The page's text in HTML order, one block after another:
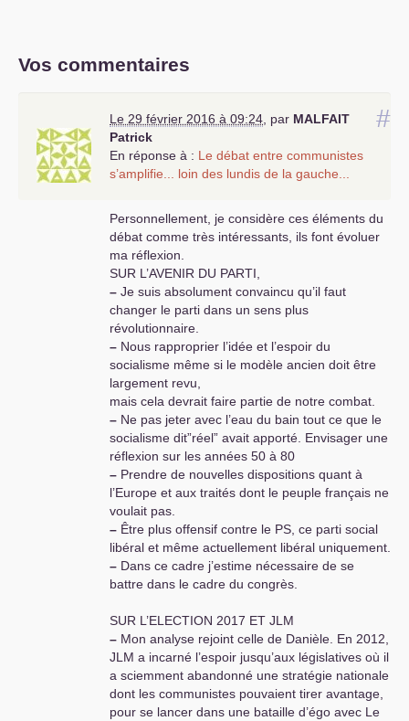
Vos commentaires
#
Le 29 février 2016 à 09:24 par MALFAIT
Patrick
En réponse à : Le débat entre communistes
s’amplifie... loin des lundis de la gauche...
Personnellement, je considère ces éléments du
débat comme très intéressants, ils font évoluer
ma réflexion.
SUR L’AVENIR DU PARTI
– Je suis absolument convaincu qu’il faut
changer le parti dans un sens plus
révolutionnaire.
– Nous rapproprier l’idée et l’espoir du
socialisme même si le modèle ancien doit être
largement revu,
mais cela devrait faire partie de notre combat.
– Ne pas jeter avec l’eau du bain tout ce que le
socialisme dit”réel” avait apporté. Envisager une
réflexion sur les années 50 à 80
– Prendre de nouvelles dispositions quant à
l’Europe et aux traités dont le peuple français ne
voulait pas.
– Être plus offensif contre le PS , ce parti social
libéral et même actuellement libéral uniquement.
– Dans ce cadre j’estime nécessaire de se
battre dans le cadre du congrès.
SUR L’ELECTION 2017 ET JLM
– Mon analyse rejoint celle de Danièle. En 2012,
JLM a incarné l’espoir jusqu’aux législatives où il
a sciemment abandonné une stratégie nationale
dont les communistes pouvaient tirer avantage,
pour se lancer dans une bataille d’égo avec Le